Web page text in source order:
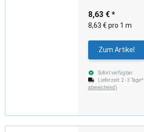
8,63 € *
8,63 € pro 1 m
Zum Artikel
Sofort verfügbar
Lieferzeit: 2 - 3 Tage*
abweichend)